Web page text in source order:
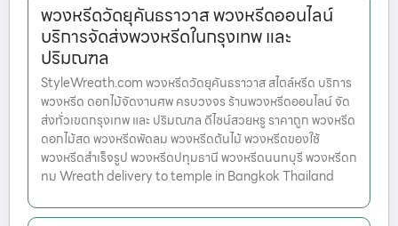
พวงหรีดวัดยุคันธราวาส พวงหรีดออนไลน์
บริการจัดส่งพวงหรีดในกรุงเทพ และ
ปริมณฑล
StyleWreath.com พวงหรีดวัดยุคันธราวาส สไตล์หรีด บริการ
พวงหรีด ดอกไม้จัดงานศพ ครบวงจร ร้านพวงหรีดออนไลน์ จัด
ส่งทั่วเขตกรุงเทพ และ ปริมณฑล ดีไซน์สวยหรู ราคาถูก พวงหรีด
ดอกไม้สด พวงหรีดพัดลม พวงหรีดต้นไม้ พวงหรีดของใช้
พวงหรีดสำเร็จรูป พวงหรีดปทุมธานี พวงหรีดนนทบุรี พวงหรีดก
ทม Wreath delivery to temple in Bangkok Thailand